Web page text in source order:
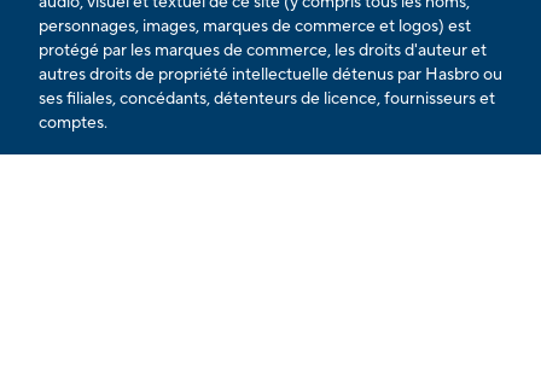
personnages, images, marques de commerce et logos) est
protégé par les marques de commerce, les droits d'auteur et
autres droits de propriété intellectuelle détenus par Hasbro ou
ses filiales, concédants, détenteurs de licence, fournisseurs et
comptes.